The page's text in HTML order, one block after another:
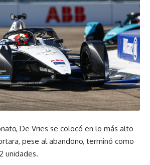
De Vries se colocó en lo más alto
pese al abandono, terminó como
unidades.